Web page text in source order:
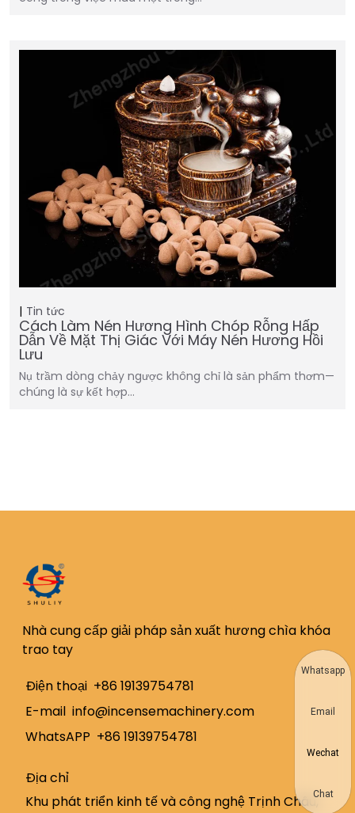
Tin tức
Cách Làm Nén Hương Hình Chóp Rỗng Hấp
Dẫn Về Mặt Thị Giác Với Máy Nén Hương Hồi
Lưu
Nụ trầm dòng chảy ngược không chỉ là sản phẩm thơm—
chúng là sự kết hợp…
Nhà cung cấp giải pháp sản xuất hương chìa khóa
trao tay
Điện thoại +86 19139754781
E-mail info@incensemachinery.com
WhatsAPP +86 19139754781
Địa chỉ
Khu phát triển kinh tế và công nghệ Trịnh Châu,
Whatsapp
Email
Wechat
Chat